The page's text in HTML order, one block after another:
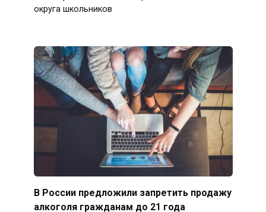
округа школьников
В России предложили запретить продажу
алкоголя гражданам до 21 года